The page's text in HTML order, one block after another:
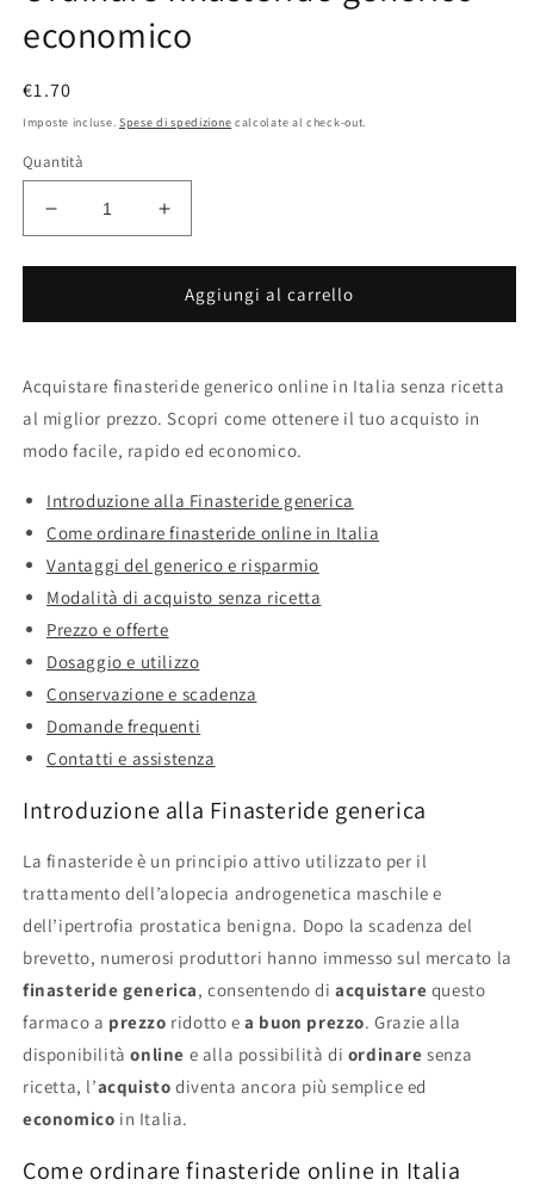
economico
Prezzo
di
€1.70
Imposte incluse. Spese di spedizione calcolate al check-out.
Quantità
Diminuisci
quantità
per
finasteride
Aumenta
quantità
per
Ordinare
finasteride
Aggiungi al carrello
Acquistare finasteride generico online in Italia senza ricetta
al miglior prezzo. Scopri come ottenere il tuo acquisto in
modo facile, rapido ed economico.
Introduzione alla Finasteride generica
Come ordinare finasteride online in Italia
Vantaggi del generico e risparmio
Modalità di acquisto senza ricetta
Prezzo e offerte
Dosaggio e utilizzo
Conservazione e scadenza
Domande frequenti
Contatti e assistenza
Introduzione alla Finasteride generica
La finasteride è un principio attivo utilizzato per il
trattamento dell’alopecia androgenetica maschile e
dell’ipertrofia prostatica benigna. Dopo la scadenza del
brevetto, numerosi produttori hanno immesso sul mercato la
finasteride generica, consentendo diacquistare questo
farmaco a prezzo ridotto ea buon prezzo. Grazie alla
disponibilitàonline e alla possibilità di ordinare senza
ricetta, l’acquisto diventa ancora più semplice ed
economico in Italia.
Come ordinare finasteride online in Italia